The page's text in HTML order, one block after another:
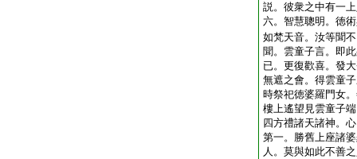
説。彼衆之中有一
六。智慧聰明。徳
如梵天音。汝等聞
聞。雲童子言。即
已。更復歡喜。發
無遮之會。得雲童
時祭祀徳婆羅門女
樓上遙望見雲童子
四方禮諸天諸神。
第一。勝舊上座諸
人。莫與如此不善